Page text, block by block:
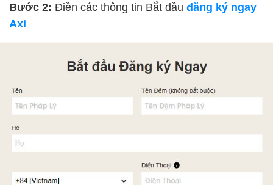
Bước 2: Điền các thông tin Bắt đầu đăng ký ngay
Axi